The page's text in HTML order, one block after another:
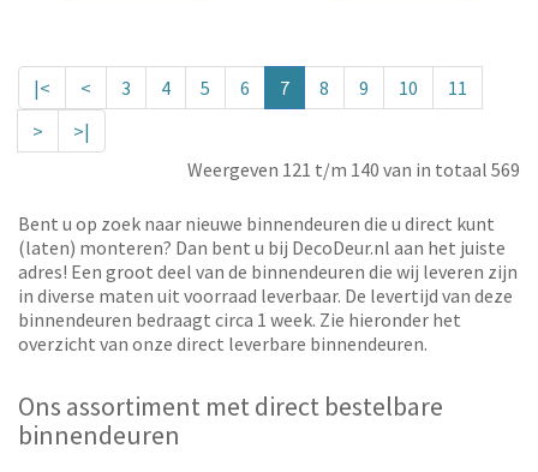
|< < 3 4 5 6 7 8 9 10
11
>
>|
Weergeven 121 t/m 140 van in totaal 569
Bent u op zoek naar nieuwe binnendeuren die u direct kunt
(laten) monteren? Dan bent u bij DecoDeur.nl aan het juiste
adres! Een groot deel van de binnendeuren die wij leveren zijn
in diverse maten uit voorraad leverbaar. De levertijd van deze
binnendeuren bedraagt circa 1 week. Zie hieronder het
overzicht van onze direct leverbare binnendeuren.
Ons assortiment met direct bestelbare
binnendeuren